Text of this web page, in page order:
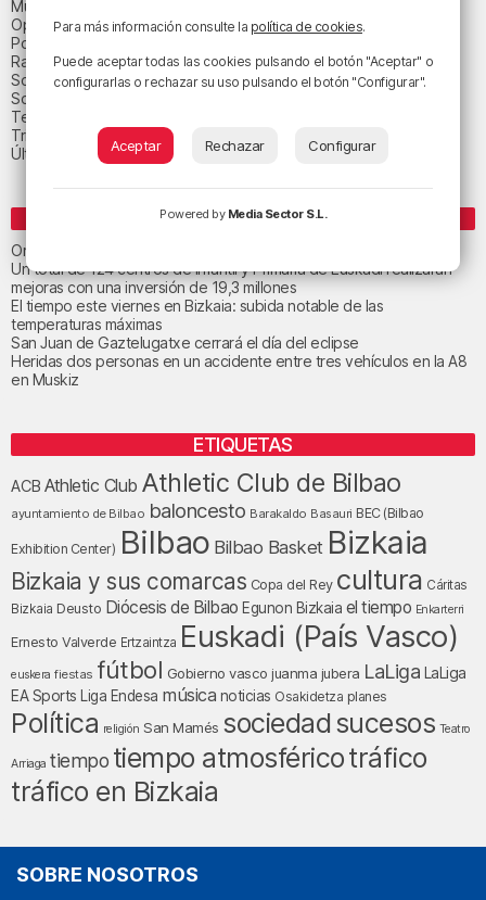
Música
Opinión
Política
Radio Popular-Herri Irratia
Social y religión
Sociedad
Tecnología
Triple B
Última hora
ENTRADAS RECIENTES
Orio calma la tormenta
Un total de 124 centros de Infantil y Primaria de Euskadi realizarán
mejoras con una inversión de 19,3 millones
El tiempo este viernes en Bizkaia: subida notable de las
temperaturas máximas
San Juan de Gaztelugatxe cerrará el día del eclipse
Heridas dos personas en un accidente entre tres vehículos en la A8
en Muskiz
ETIQUETAS
ACB Athletic Club Athletic Club de Bilbao
ayuntamiento de Bilbao baloncesto Barakaldo Basauri BEC (Bilbao
Exhibition Center) Bilbao Bilbao Basket Bizkaia
Bizkaia y sus comarcas Copa del Rey cultura Cáritas
Bizkaia Deusto Diócesis de Bilbao Egunon Bizkaia el tiempo Enkarterri
Ernesto Valverde Ertzaintza Euskadi (País Vasco)
euskera fiestas fútbol Gobierno vasco juanma jubera LaLiga LaLiga
EA Sports
Liga Endesa música noticias Osakidetza planes
Política religión San Mamés sociedad sucesos Teatro
Arriaga tiempo tiempo atmosféricotráfico
tráfico en Bizkaia
SOBRE NOSOTROS
Para más información consulte la política de cookies.
Puede aceptar todas las cookies pulsando el botón "Aceptar" o
configurarlas o rechazar su uso pulsando el botón "Configurar".
Aceptar Rechazar Configurar
Powered by Media Sector S.L.